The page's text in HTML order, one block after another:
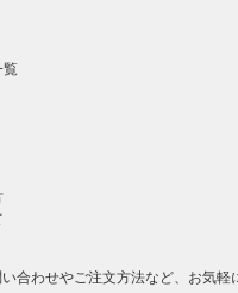
覧
合わせやご注文方法など、お気軽